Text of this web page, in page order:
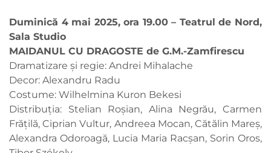
Duminică 4 mai 2025, ora 19.00 – Teatrul de Nord,
Sala Studio
MAIDANUL CU DRAGOSTE de G.M.-Zamfirescu
Dramatizare și regie: Andrei Mihalache
Decor: Alexandru Radu
Costume: Wilhelmina Kuron Bekesi
Distribuția: Stelian Roșian, Alina Negrău, Carmen
Frățilă, Ciprian Vultur, Andreea Mocan, Cătălin Mareș,
Alexandra Odoroagă, Lucia Maria Racșan, Sorin Oros,